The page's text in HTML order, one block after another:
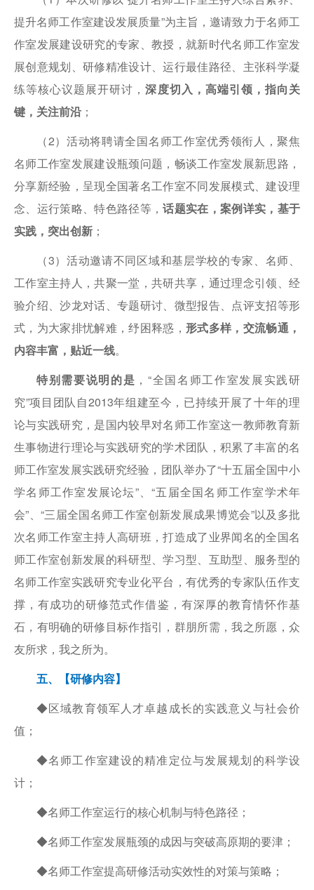
提升名师工作室建设发展质量”为主旨，邀请致力于名师工
作室发展建设研究的专家、教授，就新时代名师工作室发
展创意规划、研修精准设计、运行最佳路径、主张科学凝
练等核心议题展开研讨，深度切入，高端引领，指向关
键，关注前沿 ；
（2）活动将聘请全国名师工作室优秀领衔人，聚焦
名师工作室发展建设瓶颈问题，畅谈工作室发展新思路，
分享新经验，呈现全国著名工作室不同发展模式、建设理
念、运行策略、特色路径等，话题实在，案例详实，基于
实践，突出创新 ；
（3）活动邀请不同区域和基层学校的专家、名师、
工作室主持人，共聚一堂，共研共享，通过理念引领、经
验介绍、沙龙对话、专题研讨、微型报告、点评支招等形
式，为大家排忧解难，纾困释惑， 形式多样，交流畅通，
内容丰富，贴近一线。
特别需要说明的是 ，“全国名师工作室发展实践研
究”项目团队自2013年组建至今，已持续开展了十年的理
论与实践研究，是国内较早对名师工作室这一教师教育新
生事物进行理论与实践研究的学术团队，积累了丰富的名
师工作室发展实践研究经验，团队举办了“十五届全国中小
学名师工作室发展论坛”、“五届全国名师工作室学术年
会”、“三届全国名师工作室创新发展成果博览会”以及多批
次名师工作室主持人高研班，打造成了业界闻名的全国名
师工作室创新发展的科研型、学习型、互助型、服务型的
名师工作室实践研究专业化平台，有优秀的专家队伍作支
撑，有成功的研修范式作借鉴，有深厚的教育情怀作基
石，有明确的研修目标作指引，群朋所需，我之所愿，众
友所求，我之所为。
五、【研修内容】
◆区域教育领军人才卓越成长的实践意义与社会价
值；
◆名师工作室建设的精准定位与发展规划的科学设
计；
◆名师工作室运行的核心机制与特色路径；
◆名师工作室发展瓶颈的成因与突破高原期的要津；
◆名师工作室提高研修活动实效性的对策与策略；